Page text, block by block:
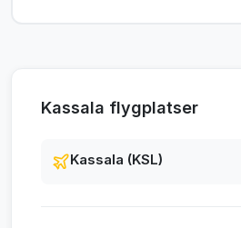
Kassala flygplatser
Kassala (KSL)